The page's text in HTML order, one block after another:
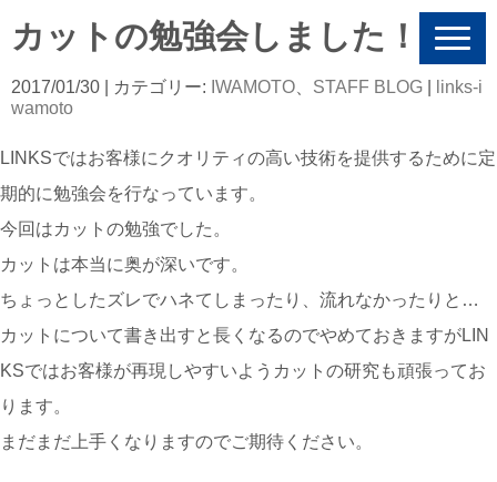
N
v
i
t
カットの勉強会しました！
2017/01/30 | カテゴリー: IWAMOTO STAFF BLOG
links-i
wamoto
LINKSではお客様にクオリティの高い技術を提供するために定
期的に勉強会を行なっています。
今回はカットの勉強でした。
カットは本当に奥が深いです。
ちょっとしたズレでハネてしまったり、流れなかったりと…
カットについて書き出すと長くなるのでやめておきますがLIN
KSではお客様が再現しやすいようカットの研究も頑張ってお
ります。
まだまだ上手くなりますのでご期待ください。